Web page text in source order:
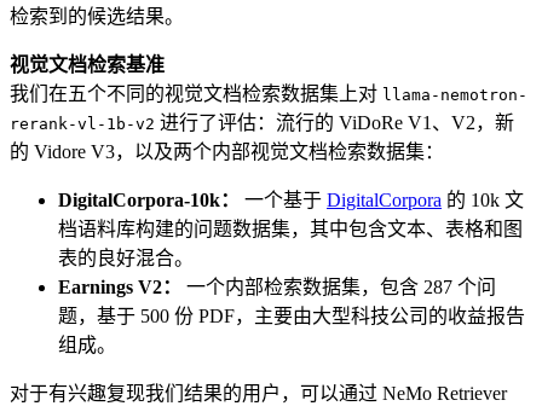
检索到的候选结果。
视觉文档检索基准
我们在五个不同的视觉文档检索数据集上对 llama-nemotron-
rerank-vl-1b-v2 进行了评估：流行的 ViDoRe V1、V2，新
的 Vidore V3，以及两个内部视觉文档检索数据集：
DigitalCorpora-10k： 一个基于 DigitalCorpora 的 10k 文
档语料库构建的问题数据集，其中包含文本、表格和图
表的良好混合。
Earnings V2：
一个内部检索数据集，包含 287 个问
题，基于 500 份 PDF，主要由大型科技公司的收益报告
组成。
对于有兴趣复现我们结果的用户，可以通过 NeMo Retriever